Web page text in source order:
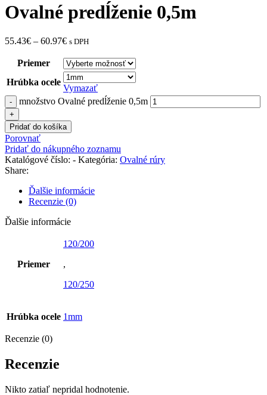
Ovalné predĺženie 0,5m
55.43€ – 60.97€ s DPH
Priemer
Hrúbka ocele
Vymazať
množstvo Ovalné predĺženie 0,5m
Pridať do košíka
Porovnať
Pridať do nákupného zoznamu
Katalógové číslo: - Kategória: Ovalné rúry
Share:
Ďalšie informácie
Recenzie (0)
Ďalšie informácie
Priemer
120/200
,
120/250
Hrúbka ocele 1mm
Recenzie (0)
Recenzie
Nikto zatiaľ nepridal hodnotenie.